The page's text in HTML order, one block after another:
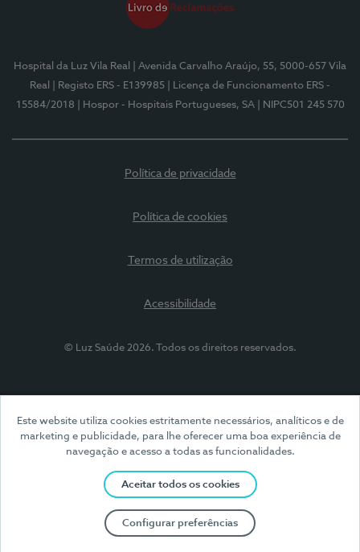
Este website utiliza cookies estritamente necessários, analíticos e de
marketing e publicidade, para lhe oferecer uma boa experiência de
navegação e acesso a todas as funcionalidades.
Aceitar todos os cookies
Configurar preferências
Hospital da Luz Vila Real
| Avenida Carvalho Araújo, 55, 5000-657 Vila
Real
| Registo ERS - E139985
| Licença de Funcionamento ERS -
15584/2018
| Hospor - Hospitais Portugueses, SA | NIPC501 245 570
Política de privacidade
Política de cookies
Termos de utilização
Acessibilidade
© Luz Saúde 2026. Todos os direitos reservados.